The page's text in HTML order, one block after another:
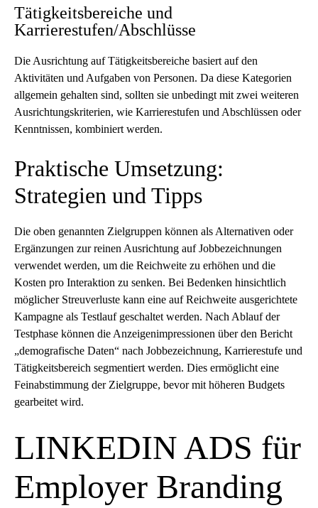
Tätigkeitsbereiche und
Karrierestufen/Abschlüsse
Die Ausrichtung auf Tätigkeitsbereiche basiert auf den
Aktivitäten und Aufgaben von Personen. Da diese Kategorien
allgemein gehalten sind, sollten sie unbedingt mit zwei weiteren
Ausrichtungskriterien, wie Karrierestufen und Abschlüssen oder
Kenntnissen, kombiniert werden.
Praktische Umsetzung:
Strategien und Tipps
Die oben genannten Zielgruppen können als Alternativen oder
Ergänzungen zur reinen Ausrichtung auf Jobbezeichnungen
verwendet werden, um die Reichweite zu erhöhen und die
Kosten pro Interaktion zu senken. Bei Bedenken hinsichtlich
möglicher Streuverluste kann eine auf Reichweite ausgerichtete
Kampagne als Testlauf geschaltet werden. Nach Ablauf der
Testphase können die Anzeigenimpressionen über den Bericht
„demografische Daten“ nach Jobbezeichnung, Karrierestufe und
Tätigkeitsbereich segmentiert werden. Dies ermöglicht eine
Feinabstimmung der Zielgruppe, bevor mit höheren Budgets
gearbeitet wird.
LINKEDIN ADS für
Employer Branding